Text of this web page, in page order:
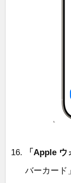
「Apple
バーカード